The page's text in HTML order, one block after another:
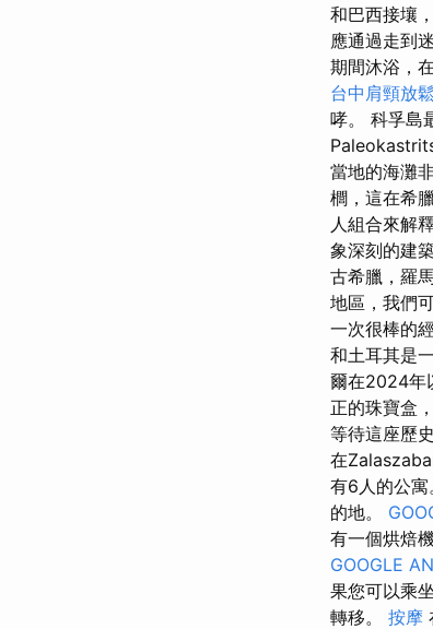
和巴西接壤
應通過走到
期間沐浴，
台中肩頸放鬆
哮。 科孚島
當地的海灘
櫚，這在希
人組合來解
象深刻的建
古希臘，羅
地區，我們
一次很棒的
和土耳其是
爾在2024年
正的珠寶盒
等待這座歷
在
有6人的公寓
的地。
有一個烘焙
GOOGLE
果您可以乘
轉移。 按摩